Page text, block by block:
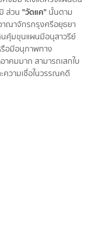
ส่วน "วัดแค" นั้นตาม
าณาจักรกรุงศรีอยุธยา
นคุ้มขุนแผนมีอนุสาวรีย์
อมีอนุภาพทาง
คมมาก สามารถเสกใบ
ความเชื่อในวรรณคดี